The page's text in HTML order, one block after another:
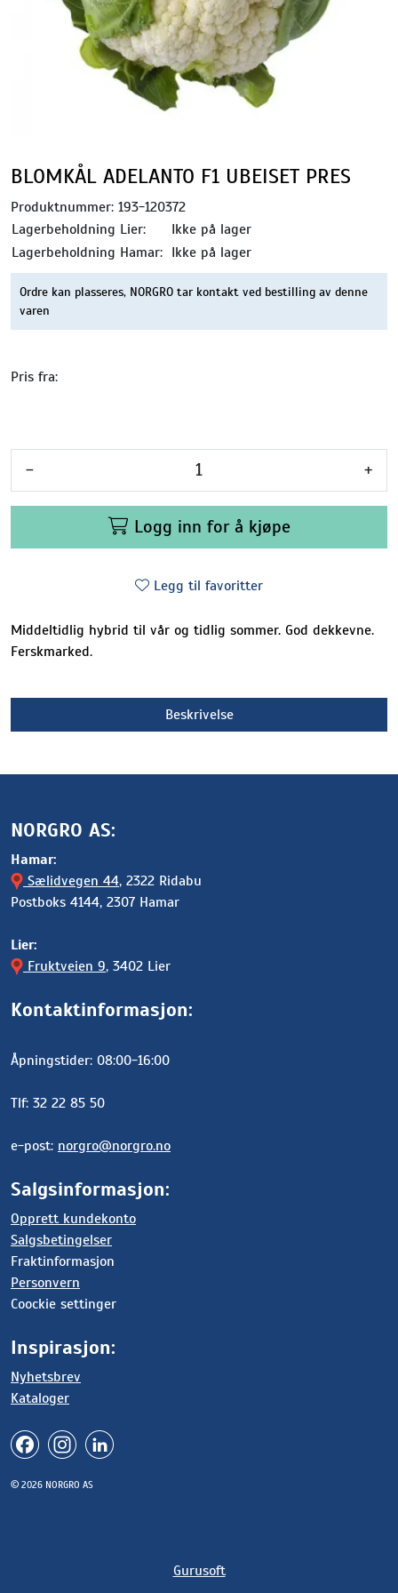
BLOMKÅL ADELANTO F1 UBEISET PRES
Produktnummer: 193-120372
Lagerbeholdning Lier:
Ikke på lager
Lagerbeholdning Hamar: Ikke på lager
Ordre kan plasseres, NORGRO tar kontakt ved bestilling av denne
varen
Pris fra:
- +
Logg inn for å kjøpe
Legg til favoritter
Middeltidlig hybrid til vår og tidlig sommer. God dekkevne.
Ferskmarked.
Beskrivelse
NORGRO AS:
Hamar:
Sælidvegen 44, 2322 Ridabu
Postboks 4144, 2307 Hamar
Lier:
Fruktveien 9, 3402 Lier
Kontaktinformasjon:
Åpningstider: 08:00-16:00
Tlf: 32 22 85 50
e-post: norgro@norgro.no
Salgsinformasjon:
Opprett kundekonto
Salgsbetingelser
Fraktinformasjon
Personvern
Coockie settinger
Inspirasjon:
Nyhetsbrev
Kataloger
© 2026 NORGRO AS
Gurusoft